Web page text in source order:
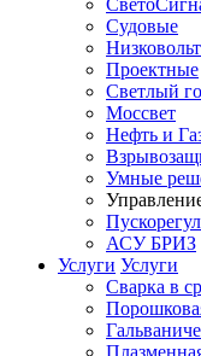
Судовые
Проектные
Светлый
Моссвет
Нефть и
Умные
АСУ БРИЗ
Услуги Услуги
Сварка в